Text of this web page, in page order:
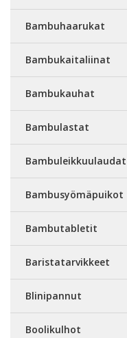
Bambuhaarukat
Bambukaitaliinat
Bambukauhat
Bambulastat
Bambuleikkuulaudat
Bambusyömäpuikot
Bambutabletit
Baristatarvikkeet
Blinipannut
Boolikulhot